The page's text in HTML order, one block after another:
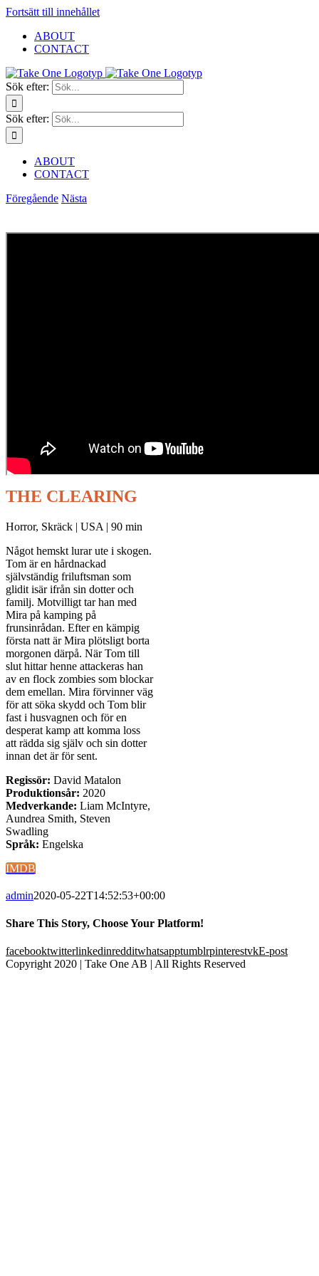
Fortsätt till innehållet
ABOUT
CONTACT
Sök efter:
Sök efter:
ABOUT
CONTACT
Föregående Nästa
THE CLEARING
Horror, Skräck | USA | 90 min
Något hemskt lurar ute i skogen.
Tom är en hårdnackad
självständig friluftsman som
glidit isär ifrån sin dotter och
familj. Motvilligt tar han med
Mira på kamping på
frunsinrådan. Efter en kämpig
första natt är Mira plötsligt borta
morgonen därpå. När Tom till
slut hittar henne attackeras han
av en flock zombies som blockar
dem emellan. Mira förvinner väg
för att söka skydd och Tom blir
fast i husvagnen och för en
desperat kamp att komma loss
att rädda sig själv och sin dotter
innan det är för sent.
Regissör: David Matalon
Produktionsår: 2020
Medverkande: Liam McIntyre,
Aundrea Smith, Steven
Swadling
Språk: Engelska
IMDB
admin2020-05-22T14:52:53+00:00
Share This Story, Choose Your Platform!
facebooktwitterlinkedinredditwhatsapptumblrpinterestvkE-post
Copyright 2020 | Take One AB | All Rights Reserved